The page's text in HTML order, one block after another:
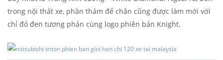
trong nội thất xe, phần thảm để chân cũng được làm mới với
chỉ đỏ đen tương phản cùng logo phiên bản Knight.